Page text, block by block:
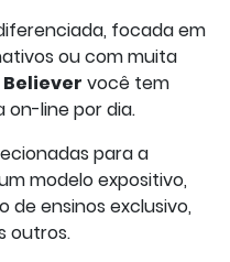
focada em
ou com muita
Believer você tem
on-line por dia.
para a
modelo expositivo,
de ensinos exclusivo,
outros.